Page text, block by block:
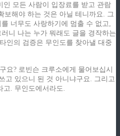
인 모든 사람이 입장료를 받고 관람
보해야 하는 것은 아닐 테니까요. 그
너무도 사랑하기에 멈출 수 없고,
니 나는 누가 뭐래도 글을 경작하는
인의 검증은 무인도를 찾아낼 대중
요? 로빈슨 크루소에게 물어보십시
고 있으니 된 것 아니냐구요. 그리고
고. 무인도에서라도.